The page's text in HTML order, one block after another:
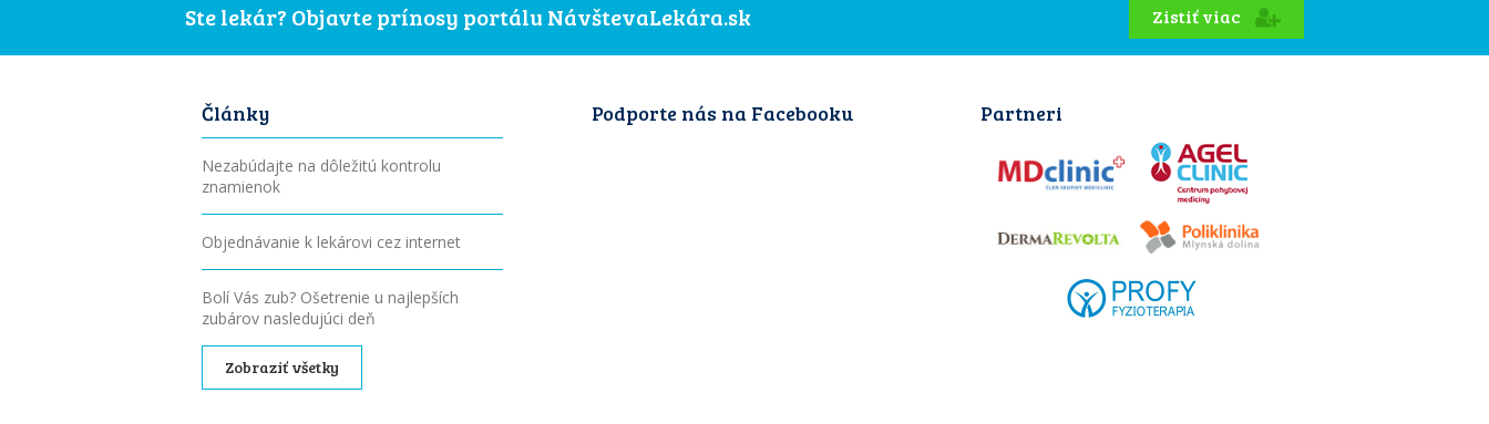
Ste lekár? Objavte prínosy portálu NávštevaLekára.sk Zistiť viac
Články
Nezabúdajte na dôležitú kontrolu
znamienok
Objednávanie k lekárovi cez internet
Bolí Vás zub? Ošetrenie u najlepších
zubárov nasledujúci deň
Zobraziť všetky
Podporte nás na Facebooku Partneri